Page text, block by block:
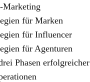
Marketing
für Marken
für Influencer
für Agenturen
Phasen erfolgreicher